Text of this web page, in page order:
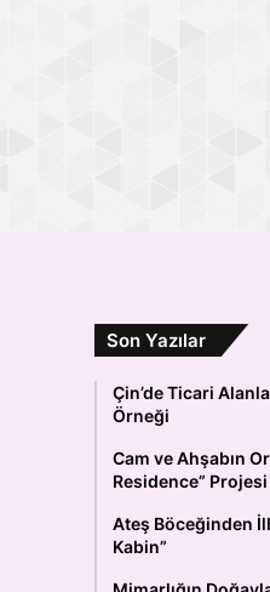
Son Yazılar
Çin’de Ticari
Örneği
Cam ve Ahşabın
Residence” Projesi
Ateş Böceğinden
Kabin”